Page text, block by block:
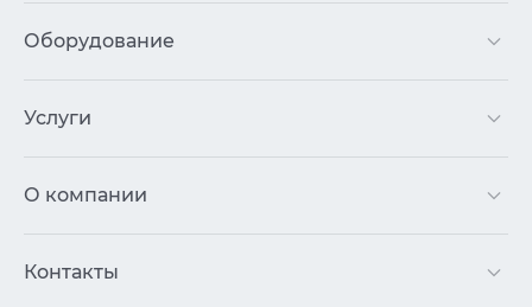
Оборудование
Услуги
О компании
Контакты